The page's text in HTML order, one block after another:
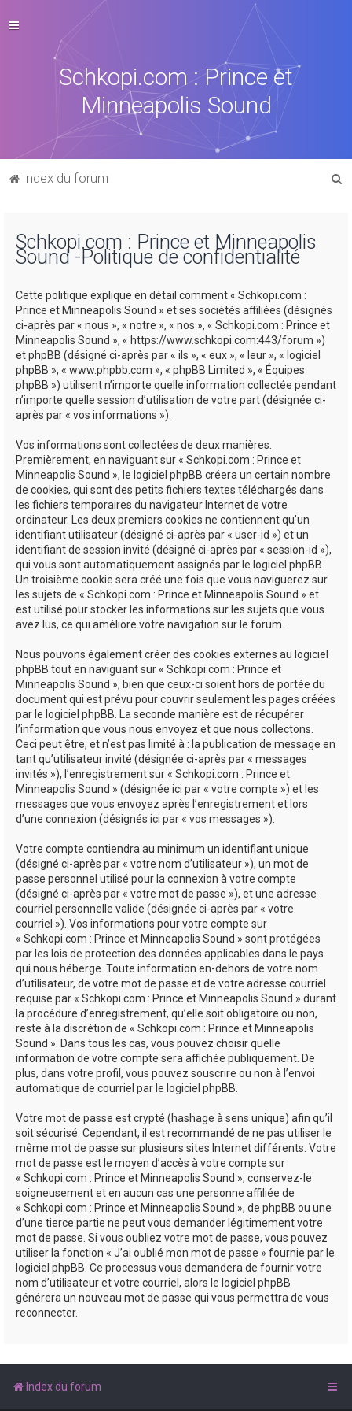
Schkopi.com : Prince et
Minneapolis Sound
Index du forum
Schkopi.com : Prince et Minneapolis
Sound -Politique de confidentialité
Cette politique explique en détail comment « Schkopi.com :
Prince et Minneapolis Sound » et ses sociétés affiliées (désignés
ci-après par « nous », « notre », « nos », « Schkopi.com : Prince et
Minneapolis Sound », « https://www.schkopi.com:443/forum »)
et phpBB (désigné ci-après par « ils », « eux », « leur », « logiciel
phpBB », « www.phpbb.com », « phpBB Limited », « Équipes
phpBB ») utilisent n’importe quelle information collectée pendant
n’importe quelle session d’utilisation de votre part (désignée ci-
après par « vos informations »).
Vos informations sont collectées de deux manières.
Premièrement, en naviguant sur « Schkopi.com : Prince et
Minneapolis Sound », le logiciel phpBB créera un certain nombre
de cookies, qui sont des petits fichiers textes téléchargés dans
les fichiers temporaires du navigateur Internet de votre
ordinateur. Les deux premiers cookies ne contiennent qu’un
identifiant utilisateur (désigné ci-après par « user-id ») et un
identifiant de session invité (désigné ci-après par « session-id »),
qui vous sont automatiquement assignés par le logiciel phpBB.
Un troisième cookie sera créé une fois que vous naviguerez sur
les sujets de « Schkopi.com : Prince et Minneapolis Sound » et
est utilisé pour stocker les informations sur les sujets que vous
avez lus, ce qui améliore votre navigation sur le forum.
Nous pouvons également créer des cookies externes au logiciel
phpBB tout en naviguant sur « Schkopi.com : Prince et
Minneapolis Sound », bien que ceux-ci soient hors de portée du
document qui est prévu pour couvrir seulement les pages créées
par le logiciel phpBB. La seconde manière est de récupérer
l’information que vous nous envoyez et que nous collectons.
Ceci peut être, et n’est pas limité à : la publication de message en
tant qu’utilisateur invité (désignée ci-après par « messages
invités »), l’enregistrement sur « Schkopi.com : Prince et
Minneapolis Sound » (désignée ici par « votre compte ») et les
messages que vous envoyez après l’enregistrement et lors
d’une connexion (désignés ici par « vos messages »).
Votre compte contiendra au minimum un identifiant unique
(désigné ci-après par « votre nom d’utilisateur »), un mot de
passe personnel utilisé pour la connexion à votre compte
(désigné ci-après par « votre mot de passe »), et une adresse
courriel personnelle valide (désignée ci-après par « votre
courriel »). Vos informations pour votre compte sur
« Schkopi.com : Prince et Minneapolis Sound » sont protégées
par les lois de protection des données applicables dans le pays
qui nous héberge. Toute information en-dehors de votre nom
d’utilisateur, de votre mot de passe et de votre adresse courriel
requise par « Schkopi.com : Prince et Minneapolis Sound » durant
la procédure d’enregistrement, qu’elle soit obligatoire ou non,
reste à la discrétion de « Schkopi.com : Prince et Minneapolis
Sound ». Dans tous les cas, vous pouvez choisir quelle
information de votre compte sera affichée publiquement. De
plus, dans votre profil, vous pouvez souscrire ou non à l’envoi
automatique de courriel par le logiciel phpBB.
Votre mot de passe est crypté (hashage à sens unique) afin qu’il
soit sécurisé. Cependant, il est recommandé de ne pas utiliser le
même mot de passe sur plusieurs sites Internet différents. Votre
mot de passe est le moyen d’accès à votre compte sur
« Schkopi.com : Prince et Minneapolis Sound », conservez-le
soigneusement et en aucun cas une personne affiliée de
« Schkopi.com : Prince et Minneapolis Sound », de phpBB ou une
d’une tierce partie ne peut vous demander légitimement votre
mot de passe. Si vous oubliez votre mot de passe, vous pouvez
utiliser la fonction « J’ai oublié mon mot de passe » fournie par le
logiciel phpBB. Ce processus vous demandera de fournir votre
nom d’utilisateur et votre courriel, alors le logiciel phpBB
générera un nouveau mot de passe qui vous permettra de vous
reconnecter.
Index du forum